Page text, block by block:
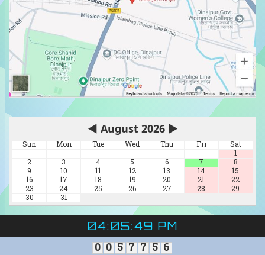
◀ August 2026 ▶
Sun Mon Tue Wed Thu Fri
Sat
1
2
3 4 5 6 7
8
9
10 11 12 13 14
15
16
17 18 19 20 21
22
23
24 25 26 27 28
29
30
31
04:05:50 PM
0 0 5 7 7 5 6